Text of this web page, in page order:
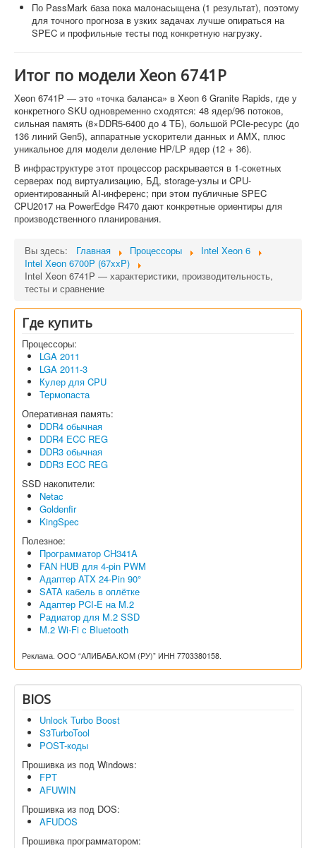
По PassMark база пока малонасыщена (1 результат), поэтому
для точного прогноза в узких задачах лучше опираться на
SPEC и профильные тесты под конкретную нагрузку.
Итог по модели Xeon 6741P
Xeon 6741P — это «точка баланса» в Xeon 6 Granite Rapids, где у
конкретного SKU одновременно сходятся: 48 ядер/96 потоков,
сильная память (8×DDR5-6400 до 4 ТБ), большой PCIe-ресурс (до
136 линий Gen5), аппаратные ускорители данных и AMX, плюс
уникальное для модели деление HP/LP ядер (12 + 36).
В инфраструктуре этот процессор раскрывается в 1-сокетных
серверах под виртуализацию, БД, storage-узлы и CPU-
ориентированный AI-инференс; при этом публичные SPEC
CPU2017 на PowerEdge R470 дают конкретные ориентиры для
производственного планирования.
Вы здесь: Главная Процессоры
Intel Xeon 6
Intel Xeon 6700P (67xxP)
Intel Xeon 6741P — характеристики, производительность,
тесты и сравнение
Где купить
Процессоры:
LGA 2011
LGA 2011-3
Кулер для CPU
Термопаста
Оперативная память:
DDR4 обычная
DDR4 ECC REG
DDR3 обычная
DDR3 ECC REG
SSD накопители:
Netac
Goldenfir
KingSpec
Полезное:
Программатор CH341A
FAN HUB для 4-pin PWM
Адаптер ATX 24-Pin 90°
SATA кабель в оплётке
Адаптер PCI-E на M.2
Радиатор для M.2 SSD
M.2 Wi-Fi с Bluetooth
Реклама. ООО “АЛИБАБА.КОМ (РУ)” ИНН 7703380158.
BIOS
Unlock Turbo Boost
S3TurboTool
POST-коды
Прошивка из под Windows:
FPT
AFUWIN
Прошивка из под DOS:
AFUDOS
Прошивка программатором: